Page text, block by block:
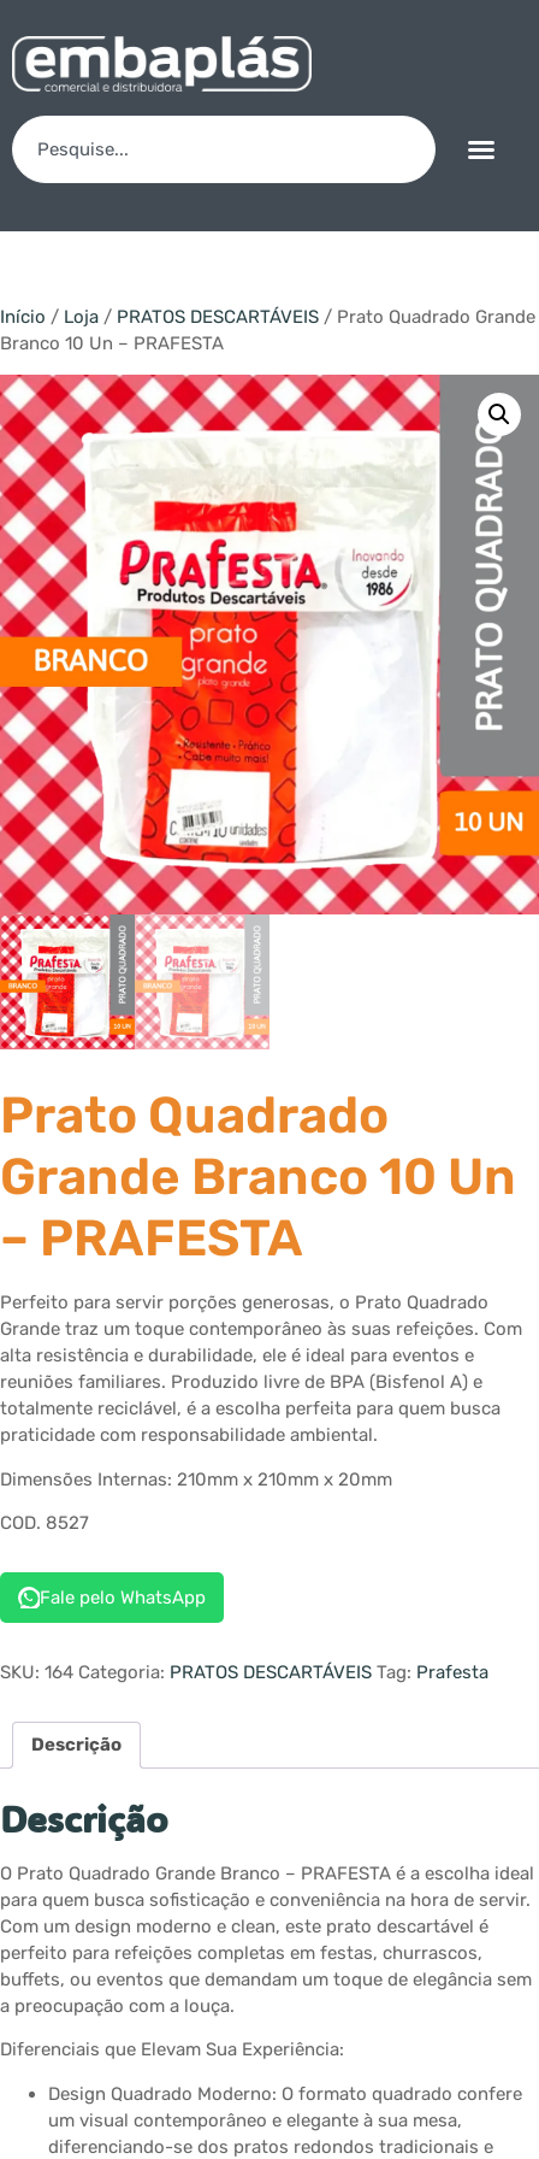
Início / Loja / PRATOS DESCARTÁVEIS / Prato Quadrado Grande
Branco 10 Un – PRAFESTA
Prato Quadrado
Grande Branco 10 Un
– PRAFESTA
Perfeito para servir porções generosas, o Prato Quadrado
Grande traz um toque contemporâneo às suas refeições. Com
alta resistência e durabilidade, ele é ideal para eventos e
reuniões familiares. Produzido livre de BPA (Bisfenol A) e
totalmente reciclável, é a escolha perfeita para quem busca
praticidade com responsabilidade ambiental.
Dimensões Internas: 210mm x 210mm x 20mm
COD. 8527
Fale pelo WhatsApp
SKU: 164 Categoria: PRATOS DESCARTÁVEIS Tag: Prafesta
Descrição
Descrição
O Prato Quadrado Grande Branco – PRAFESTA é a escolha ideal
para quem busca sofisticação e conveniência na hora de servir.
Com um design moderno e clean, este prato descartável é
perfeito para refeições completas em festas, churrascos,
buffets, ou eventos que demandam um toque de elegância sem
a preocupação com a louça.
Diferenciais que Elevam Sua Experiência:
Design Quadrado Moderno: O formato quadrado confere
um visual contemporâneo e elegante à sua mesa,
diferenciando-se dos pratos redondos tradicionais e